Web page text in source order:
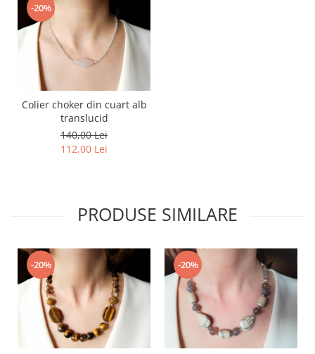
-20%
Colier choker din cuart alb
translucid
140,00 Lei
112,00 Lei
PRODUSE SIMILARE
-20% -20%